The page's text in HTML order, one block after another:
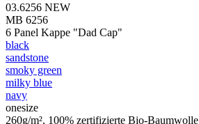
03.6256 NEW
MB 6256
6 Panel Kappe "Dad Cap"
black
sandstone
smoky green
milky blue
navy
onesize
260g/m², 100% zertifizierte Bio-Baumwolle